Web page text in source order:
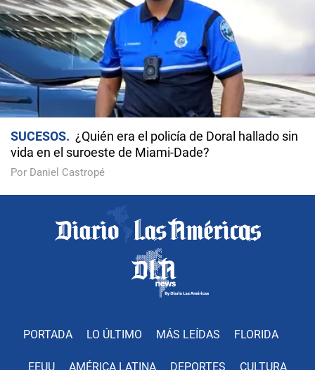
SUCESOS
¿Quién era el policía de Doral hallado sin
vida en el suroeste de Miami-Dade?
Por Daniel Castropé
PORTADA LO ÚLTIMO MÁS LEÍDAS FLORIDA
EEUU AMÉRICA LATINA DEPORTES CULTURA